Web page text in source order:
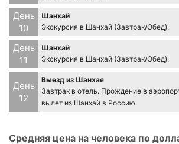
День
10
Шанхай
Экскурсия в Шанхай (Завтрак/Обед).
День
11
Шанхай
Экскурсия в Шанхай (Завтрак/Обед).
День
12
Выезд из Шанхая
Завтрак в отель. Прождение в
вылет из Шанхай в Россию.
Средняя цена на человека по